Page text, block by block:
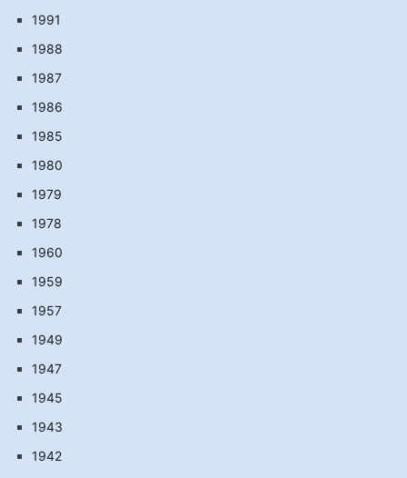
1991
1988
1987
1986
1985
1980
1979
1978
1960
1959
1957
1949
1947
1945
1943
1942